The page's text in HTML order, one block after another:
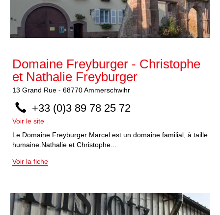
Domaine Freyburger - Christophe
et Nathalie Freyburger
13 Grand Rue - 68770Ammerschwihr
+33 (0)3 89 78 25 72
Voir le site
Le Domaine Freyburger Marcel est un domaine familial, à taille
humaine.Nathalie et Christophe...
Voir la fiche